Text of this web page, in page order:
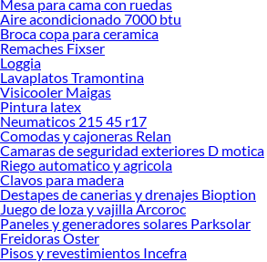
Mesa para cama con ruedas
Aire acondicionado 7000 btu
Broca copa para ceramica
Remaches Fixser
Loggia
Lavaplatos Tramontina
Visicooler Maigas
Pintura latex
Neumaticos 215 45 r17
Comodas y cajoneras Relan
Camaras de seguridad exteriores D motica
Riego automatico y agricola
Clavos para madera
Destapes de canerias y drenajes Bioption
Juego de loza y vajilla Arcoroc
Paneles y generadores solares Parksolar
Freidoras Oster
Pisos y revestimientos Incefra